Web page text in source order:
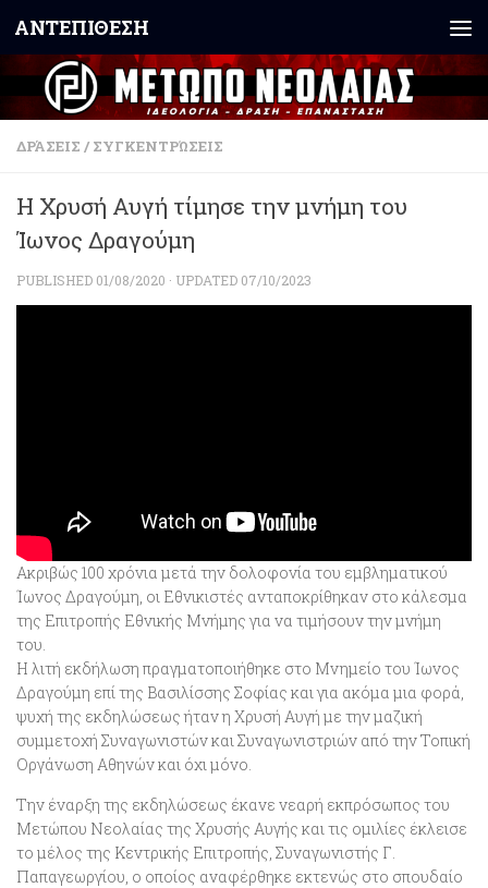
Skip to content
ΑΝΤΕΠΙΘΕΣΗ
ΔΡΆΣΕΙΣ / ΣΥΓΚΕΝΤΡΏΣΕΙΣ
Η Χρυσή Αυγή τίμησε την μνήμη του
Ίωνος Δραγούμη
PUBLISHED 01/08/2020 · UPDATED 07/10/2023
Ακριβώς 100 χρόνια μετά την δολοφονία του εμβληματικού
Ίωνος Δραγούμη, οι Εθνικιστές ανταποκρίθηκαν στο κάλεσμα
της Επιτροπής Εθνικής Μνήμης για να τιμήσουν την μνήμη
του.
Η λιτή εκδήλωση πραγματοποιήθηκε στο Μνημείο του Ίωνος
Δραγούμη επί της Βασιλίσσης Σοφίας και για ακόμα μια φορά,
ψυχή της εκδηλώσεως ήταν η Χρυσή Αυγή με την μαζική
συμμετοχή Συναγωνιστών και Συναγωνιστριών από την Τοπική
Οργάνωση Αθηνών και όχι μόνο.
Την έναρξη της εκδηλώσεως έκανε νεαρή εκπρόσωπος του
Μετώπου Νεολαίας της Χρυσής Αυγής και τις ομιλίες έκλεισε
το μέλος της Κεντρικής Επιτροπής, Συναγωνιστής Γ.
Παπαγεωργίου, ο οποίος αναφέρθηκε εκτενώς στο σπουδαίο